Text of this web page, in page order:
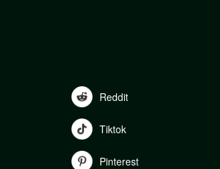
Reddit
Tiktok
Pinterest